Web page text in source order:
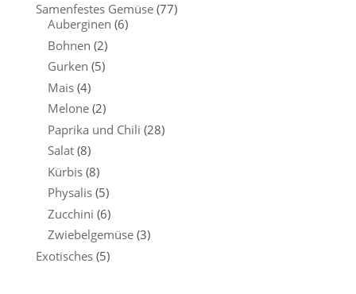
Samenfestes Gemüse (77)
Auberginen (6)
Bohnen (2)
Gurken (5)
Mais (4)
Melone (2)
Paprika und Chili (28)
Salat (8)
Kürbis (8)
Physalis (5)
Zucchini (6)
Zwiebelgemüse (3)
Exotisches (5)